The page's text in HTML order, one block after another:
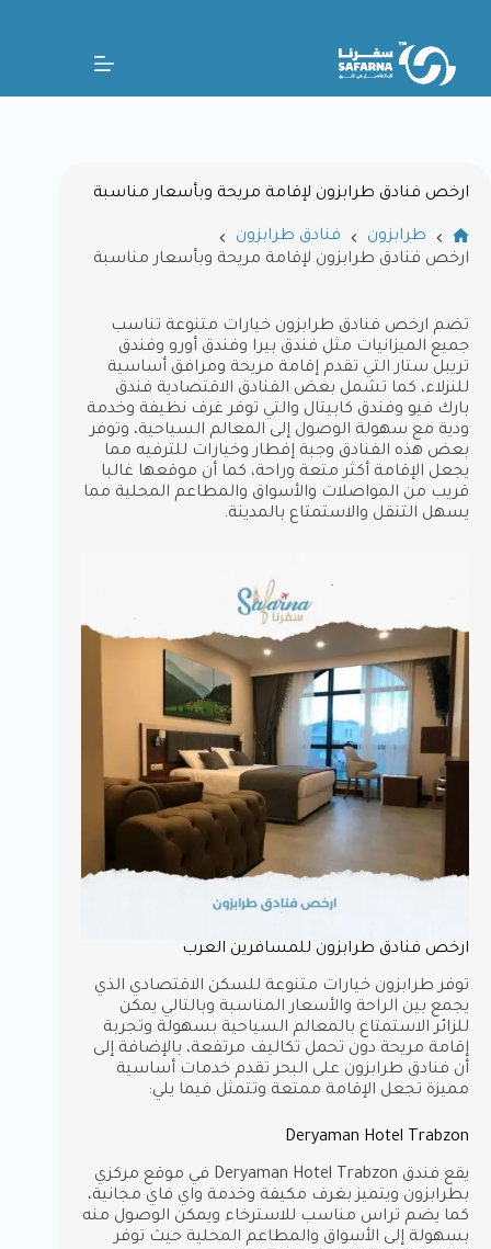
ارخص فنادق طرابزون لإقامة مريحة وبأسعار مناسبة
طرابزون
فنادق طرابزون
ارخص فنادق طرابزون لإقامة مريحة وبأسعار مناسبة
تضم ارخص فنادق طرابزون خيارات متنوعة تناسب
جميع الميزانيات مثل فندق بيرا وفندق أورو وفندق
تريبل ستار التي تقدم إقامة مريحة ومرافق أساسية
للنزلاء، كما تشمل بعض الفنادق الاقتصادية فندق
بارك فيو وفندق كابيتال والتي توفر غرف نظيفة وخدمة
ودية مع سهولة الوصول إلى المعالم السياحية، وتوفر
بعض هذه الفنادق وجبة إفطار وخيارات للترفيه مما
يجعل الإقامة أكثر متعة وراحة، كما أن موقعها غالبا
قريب من المواصلات والأسواق والمطاعم المحلية مما
يسهل التنقل والاستمتاع بالمدينة.
ارخص فنادق طرابزون للمسافرين العرب
توفر طرابزون خيارات متنوعة للسكن الاقتصادي الذي
يجمع بين الراحة والأسعار المناسبة وبالتالي يمكن
للزائر الاستمتاع بالمعالم السياحية بسهولة وتجربة
إقامة مريحة دون تحمل تكاليف مرتفعة، بالإضافة إلى
أن فنادق طرابزون على البحر تقدم خدمات أساسية
مميزة تجعل الإقامة ممتعة وتتمثل فيما يلي:
Deryaman Hotel Trabzon
يقع فندق Deryaman Hotel Trabzon في موقع مركزي
بطرابزون ويتميز بغرف مكيفة وخدمة واي فاي مجانية،
كما يضم تراس مناسب للاسترخاء ويمكن الوصول منه
بسهولة إلى الأسواق والمطاعم المحلية حيث توفر